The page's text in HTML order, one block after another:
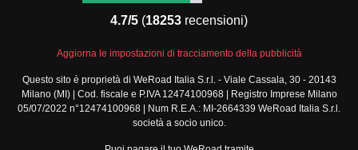
Viaggi di gruppo Centro
Viaggi di gruppo Sud
America
Viaggi di gruppo Africa
Viaggi di gruppo Medio
Termini e condizioni
Condizioni generali
standard
Policy annullamento
viaggio
Cookie policy
4.7/5 (18253 recensioni)
Aggiorna le impostazioni di tracciamento della pubblicità
Questo sito è proprietà di WeRoad Italia S.r.l. - Viale Cassala, 30 - 20143
Milano (MI) | Cod. fiscale e P.IVA 12474100968 | Registro Imprese Milano
05/07/2022 n°12474100968 | Num R.E.A.: MI-2664339 WeRoad Italia S.r.l.
società a socio unico.